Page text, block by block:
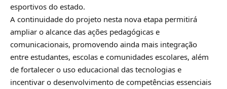
esportivos do estado.
A continuidade do projeto nesta nova etapa permitirá
ampliar o alcance das ações pedagógicas e
comunicacionais, promovendo ainda mais integração
entre estudantes, escolas e comunidades escolares, além
de fortalecer o uso educacional das tecnologias e
incentivar o desenvolvimento de competências essenciais